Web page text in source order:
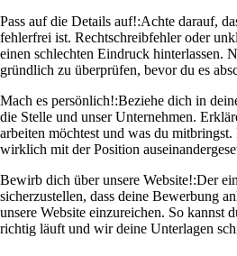
Pass auf die Details auf!:Achte darauf,
fehlerfrei ist. Rechtschreibfehler oder
einen schlechten Eindruck hinterlassen.
gründlich zu überprüfen, bevor du es
Mach es persönlich!:Beziehe dich in
die Stelle und unser Unternehmen.
arbeiten möchtest und was du
wirklich mit der Position
Bewirb dich über unsere Website!:Der
sicherzustellen, dass deine Bewerbung
unsere Website einzureichen. So kannst
richtig läuft und wir deine Unterlagen